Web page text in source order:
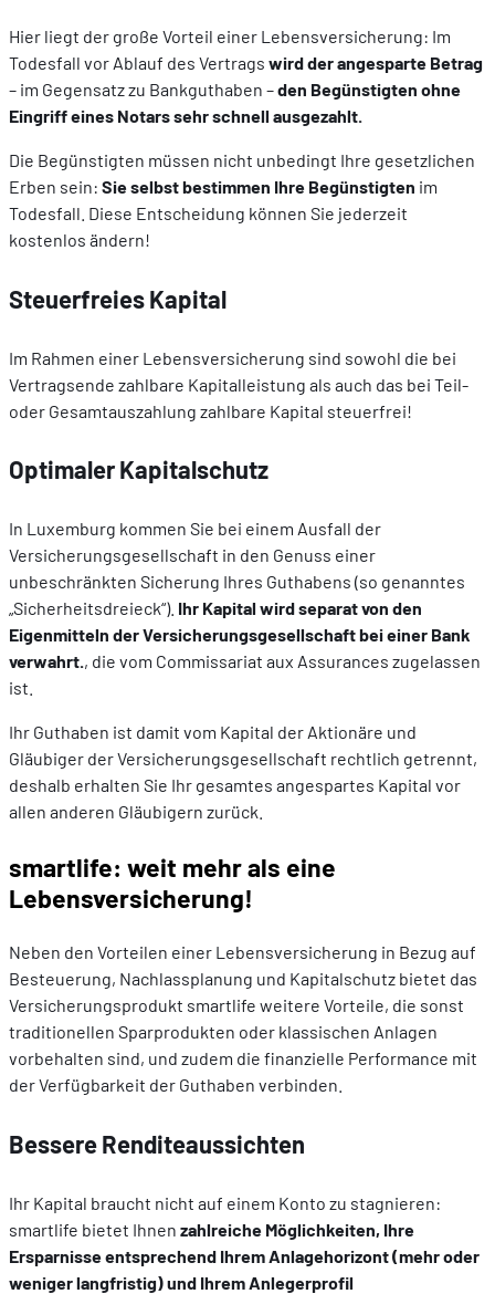
Hier liegt der große Vorteil einer Lebensversicherung: Im
Todesfall vor Ablauf des Vertrags wird der angesparte Betrag
– im Gegensatz zu Bankguthaben –den Begünstigten ohne
Eingriff eines Notars sehr schnell ausgezahlt.
Die Begünstigten müssen nicht unbedingt Ihre gesetzlichen
Erben sein: Sie selbst bestimmen Ihre Begünstigten im
Todesfall. Diese Entscheidung können Sie jederzeit
kostenlos ändern!
Steuerfreies Kapital
Im Rahmen einer Lebensversicherung sind sowohl die bei
Vertragsende zahlbare Kapitalleistung als auch das bei Teil-
oder Gesamtauszahlung zahlbare Kapital steuerfrei!
Optimaler Kapitalschutz
In Luxemburg kommen Sie bei einem Ausfall der
Versicherungsgesellschaft in den Genuss einer
unbeschränkten Sicherung Ihres Guthabens (so genanntes
„Sicherheitsdreieck“). Ihr Kapital wird separat von den
Eigenmitteln der Versicherungsgesellschaft bei einer Bank
verwahrt., die vom Commissariat aux Assurances zugelassen
ist.
Ihr Guthaben ist damit vom Kapital der Aktionäre und
Gläubiger der Versicherungsgesellschaft rechtlich getrennt,
deshalb erhalten Sie Ihr gesamtes angespartes Kapital vor
allen anderen Gläubigern zurück.
smartlife: weit mehr als eine
Lebensversicherung!
Neben den Vorteilen einer Lebensversicherung in Bezug auf
Besteuerung, Nachlassplanung und Kapitalschutz bietet das
Versicherungsprodukt smartlife weitere Vorteile, die sonst
traditionellen Sparprodukten oder klassischen Anlagen
vorbehalten sind, und zudem die finanzielle Performance mit
der Verfügbarkeit der Guthaben verbinden.
Bessere Renditeaussichten
Ihr Kapital braucht nicht auf einem Konto zu stagnieren:
smartlife bietet Ihnen zahlreiche Möglichkeiten, Ihre
Ersparnisse entsprechend Ihrem Anlagehorizont (mehr oder
weniger langfristig) und Ihrem Anlegerprofil